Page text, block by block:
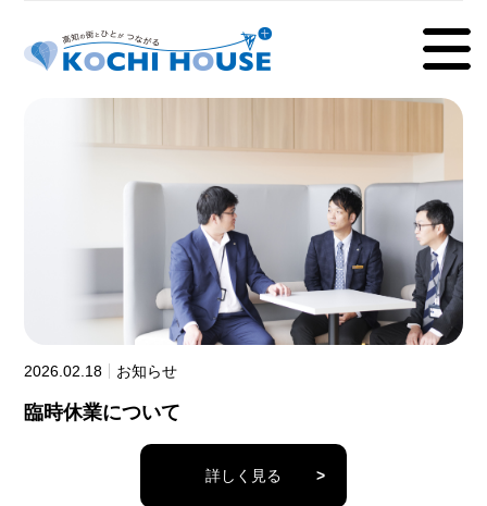
2026.02.18 お知らせ
臨時休業について
詳しく見る >